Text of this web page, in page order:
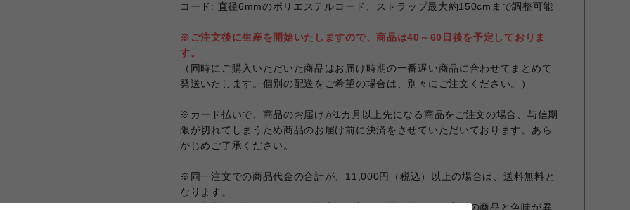
コード: 直径6mmのポリエステルコード、ストラップ最大約150cmまで調整可能
※ご注文後に生産を開始いたしますので、商品は40～60日後を予定しておりま
す。
（同時にご購入いただいた商品はお届け時期の一番遅い商品に合わせてまとめて
発送いたします。個別の配送をご希望の場合は、別々にご注文ください。）
※カード払いで、商品のお届けが1カ月以上先になる商品をご注文の場合、与信期
限が切れてしまうため商品のお届け前に決済をさせていただいております。あら
かじめご了承ください。
※同一注文での商品代金の合計が、11,000円（税込）以上の場合は、送料無料と
なります。
※お客様のお使いのモニター設定やお部屋の照明等により実際の商品と色味が異